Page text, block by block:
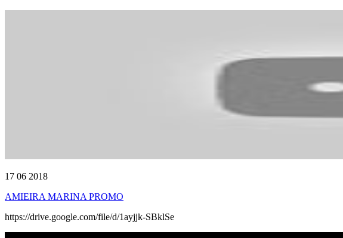
17 06 2018
AMIEIRA MARINA PROMO
https://drive.google.com/file/d/1ayjjk-SBklSe